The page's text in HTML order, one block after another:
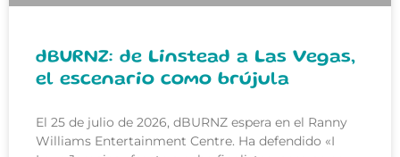
dBURNZ: de Linstead a Las Vegas,
el escenario como brújula
El 25 de julio de 2026, dBURNZ espera en el Ranny
Williams Entertainment Centre. Ha defendido «I